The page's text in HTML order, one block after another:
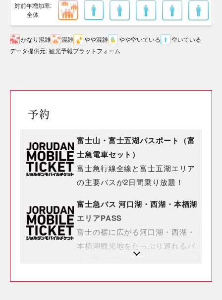
対前年増加率:
全体
かなり混雑 混雑 やや混雑 やや空いている
空いている
データ提供元: 観光予報プラットフォーム
予約
富士山・富士五湖パスポート（富
士急電車セット）
富士急行線全線と富士五湖エリア
の主要バスが2日間乗り放題！
富士急バス 河口湖・西湖・本栖湖
エリアPASS
富士の裾に広がる河口湖・西湖・
本栖湖観光地をたっぷり巡れるバ